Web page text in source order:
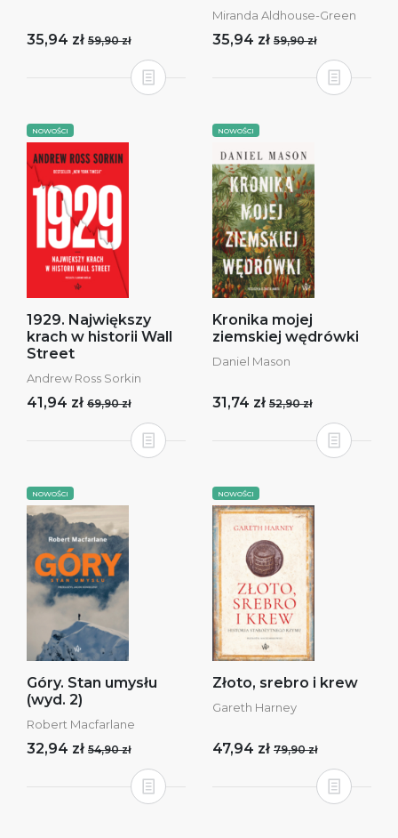
35,94 zł 59,90 zł
Miranda Aldhouse-Green
35,94 zł 59,90 zł
NOWOŚCI
1929. Największy
krach w historii Wall
Street
Andrew Ross Sorkin
41,94 zł 69,90 zł
NOWOŚCI
Kronika mojej
ziemskiej wędrówki
Daniel Mason
31,74 zł 52,90 zł
NOWOŚCI
Góry. Stan umysłu
(wyd. 2)
Robert Macfarlane
32,94 zł 54,90 zł
NOWOŚCI
Złoto, srebro i krew
Gareth Harney
47,94 zł 79,90 zł